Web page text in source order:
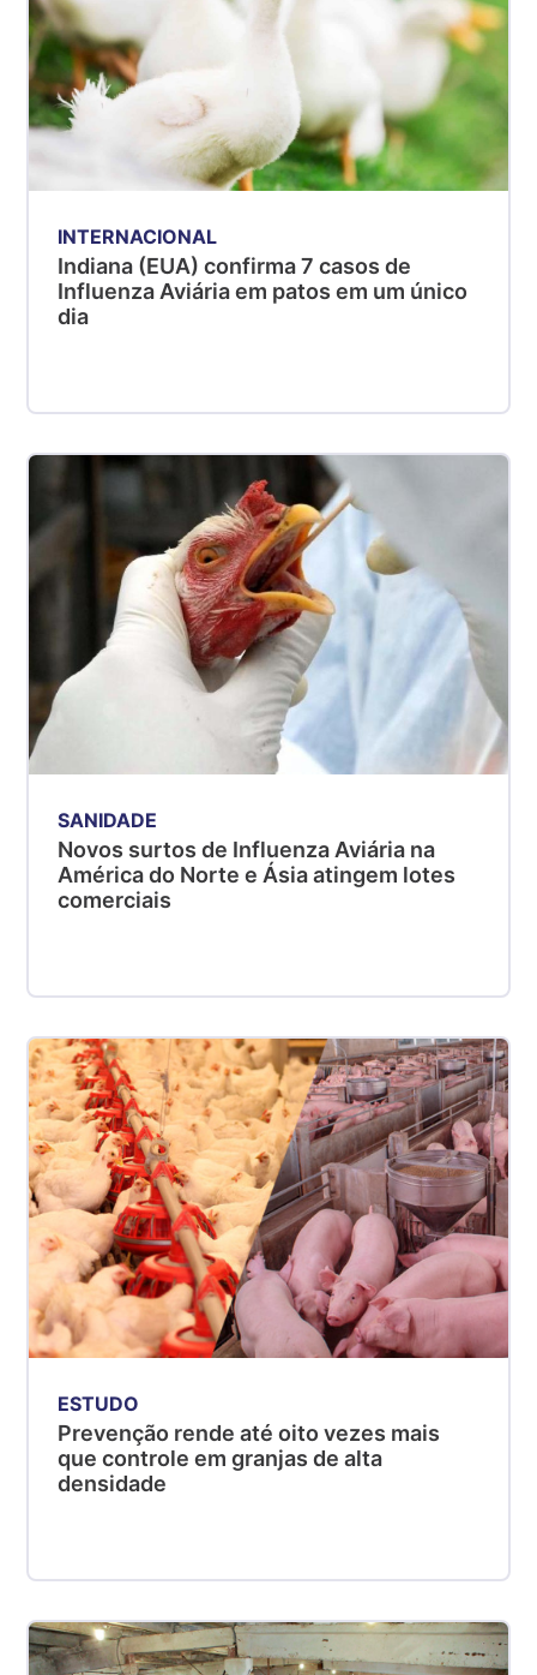
INTERNACIONAL
Indiana (EUA) confirma 7 casos de
Influenza Aviária em patos em um único
dia
SANIDADE
Novos surtos de Influenza Aviária na
América do Norte e Ásia atingem lotes
comerciais
ESTUDO
Prevenção rende até oito vezes mais
que controle em granjas de alta
densidade